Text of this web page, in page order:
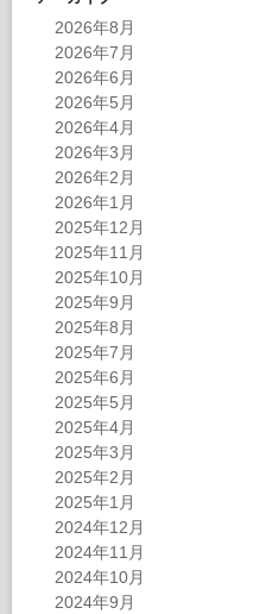
2026年8月
2026年7月
2026年6月
2026年5月
2026年4月
2026年3月
2026年2月
2026年1月
2025年12月
2025年11月
2025年10月
2025年9月
2025年8月
2025年7月
2025年6月
2025年5月
2025年4月
2025年3月
2025年2月
2025年1月
2024年12月
2024年11月
2024年10月
2024年9月